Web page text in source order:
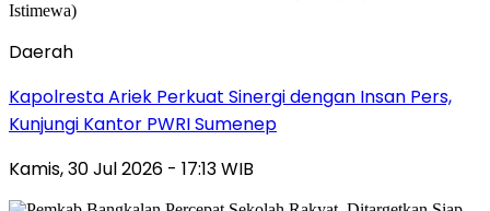
Daerah
Kapolresta Ariek Perkuat Sinergi dengan Insan Pers,
Kunjungi Kantor PWRI Sumenep
Kamis, 30 Jul 2026 - 17:13 WIB